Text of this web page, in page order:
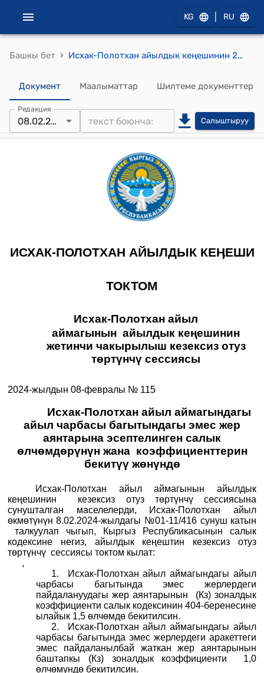
KG RU
Башкы бет › Исхак-Полотхан айылдык кеңешинин 2024-жылдын 8-февралындагы №115 "Исхак-Полотхан айыл аймагындагы айыл чарбасы багытындагы эмес жер аянтарына эсептелинген салык өлчөмдөрүнүн жана коэффициенттерин бекитүү жөнүндө" токтому
Документ Маалыматтар Шилтеме документтер
Редакция
08.02.2024 Салыштыруу